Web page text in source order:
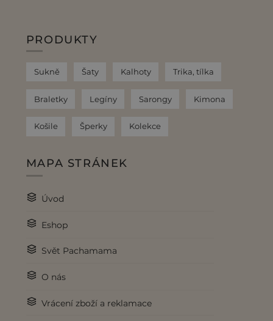
PRODUKTY
Sukně Šaty Kalhoty Trika, tílka
Braletky Legíny Sarongy Kimona
Košile Šperky Kolekce
MAPA STRÁNEK
Úvod
Eshop
Svět Pachamama
O nás
Vrácení zboží a reklamace